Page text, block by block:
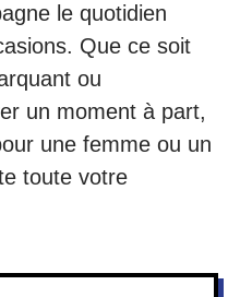
le quotidien
Que ce soit
ou
un moment à part,
une femme ou un
toute votre